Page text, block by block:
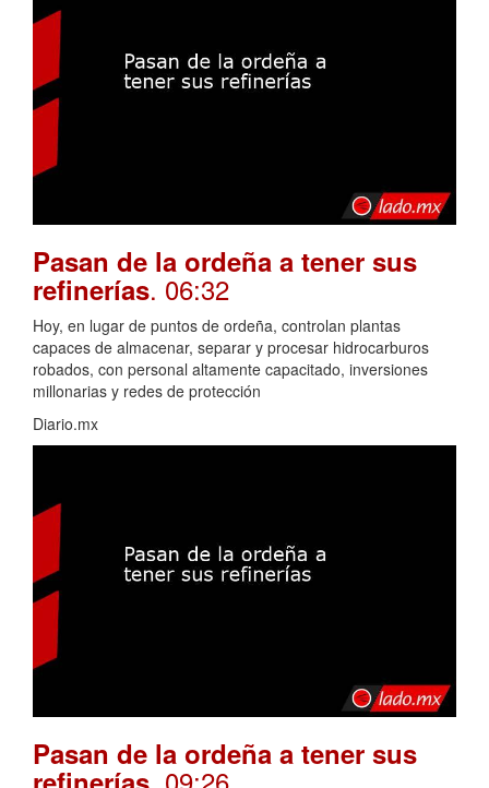
Pasan de la ordeña a tener sus
refinerías. 06:32
Hoy, en lugar de puntos de ordeña, controlan plantas
capaces de almacenar, separar y procesar hidrocarburos
robados, con personal altamente capacitado, inversiones
millonarias y redes de protección
Diario.mx
Pasan de la ordeña a tener sus